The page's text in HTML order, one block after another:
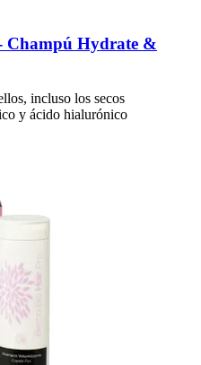
Champú Hydrate &
incluso los secos
y ácido hialurónico